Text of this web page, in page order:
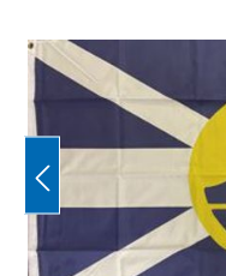
Bildergalerie